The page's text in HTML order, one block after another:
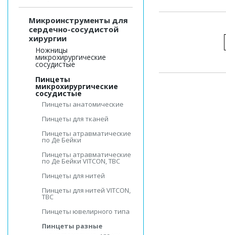
Микроинструменты для
сердечно-сосудистой
хирургии
Ножницы
микрохирургические
сосудистые
Пинцеты
микрохирургические
сосудистые
Пинцеты анатомические
Пинцеты для тканей
Пинцеты атравматические
по Де Бейки
Пинцеты атравматические
по Де Бейки VITCON, ТВС
Пинцеты для нитей
Пинцеты для нитей VITCON,
ТВС
Пинцеты ювелирного типа
Пинцеты разные